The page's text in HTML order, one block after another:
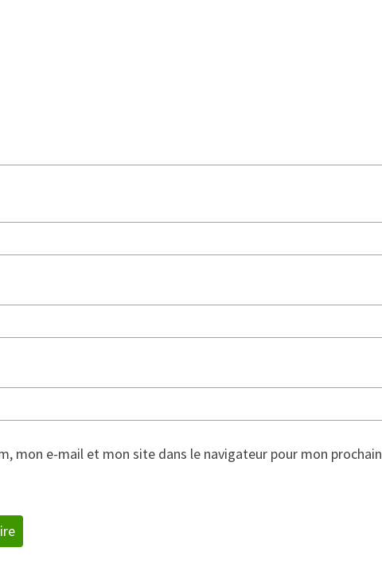
mon e-mail et mon site dans le navigateur pour mon prochain